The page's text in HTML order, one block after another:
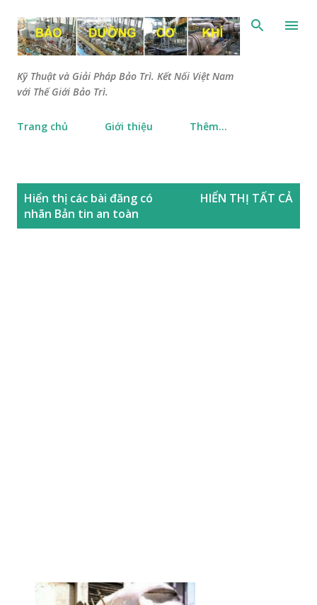
Chuyển đến nội dung chính
Kỹ Thuật và Giải Pháp Bảo Trì. Kết Nối Việt Nam
với Thế Giới Bảo Trì.
Trang chủ Giới thiệu Thêm…
Hiển thị các bài đăng có
nhãn Bản tin an toàn
HIỂN THỊ TẤT CẢ